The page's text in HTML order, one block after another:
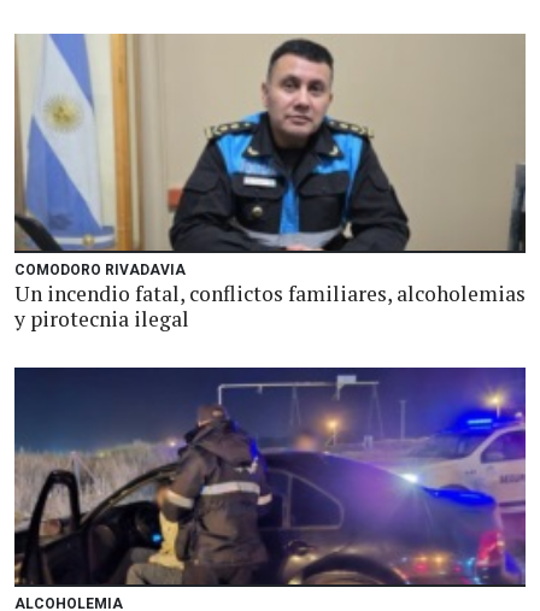
COMODORO RIVADAVIA
Un incendio fatal, conflictos familiares, alcoholemias
y pirotecnia ilegal
ALCOHOLEMIA